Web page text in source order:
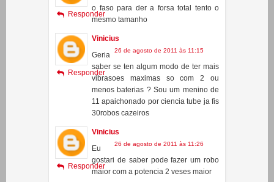
Vinicius
26 de agosto de 2011 às 11:10
Com
o faso para der a forsa total tento o
mesmo tamanho
Responder
Vinicius
26 de agosto de 2011 às 11:15
Geria
saber se ten algum modo de ter mais
vibrasoes maximas so com 2 ou
menos baterias ? Sou um menino de
11 apaichonado por ciencia tube ja fis
30robos cazeiros
Responder
Vinicius
26 de agosto de 2011 às 11:26
Eu